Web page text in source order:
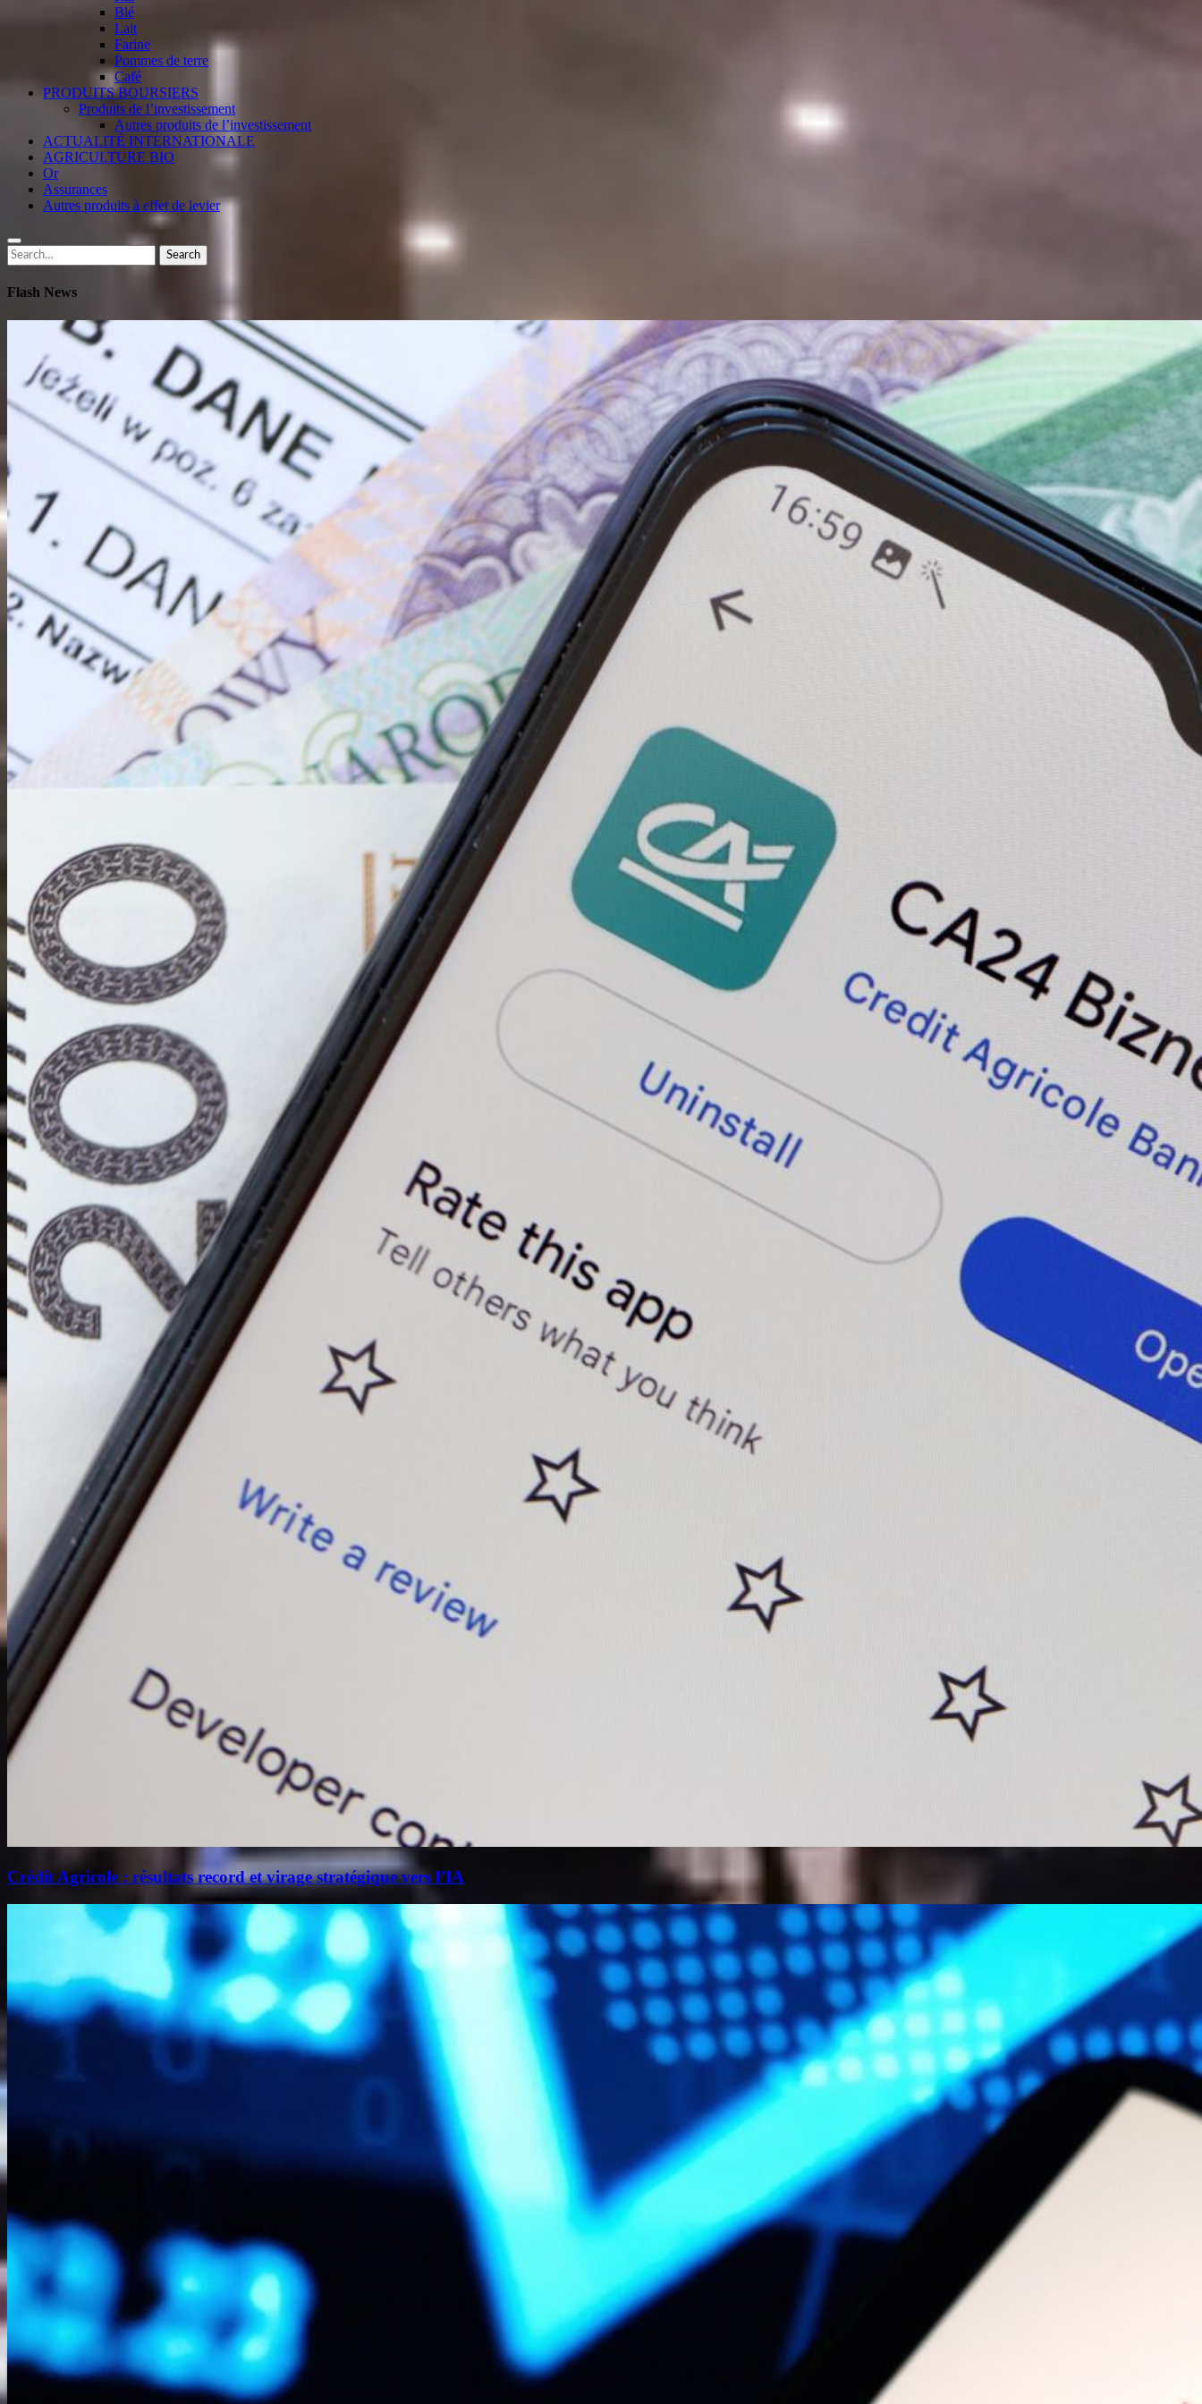
Blé
Lait
Farine
Pommes de terre
Café
PRODUITS BOURSIERS
Produits de l’investissement
Autres produits de l’investissement
ACTUALITÉ INTERNATIONALE
AGRICULTURE BIO
Or
Assurances
Autres produits à effet de levier
Search
for:
Search
Flash News
Crédit Agricole : résultats record et virage stratégique vers l’IA